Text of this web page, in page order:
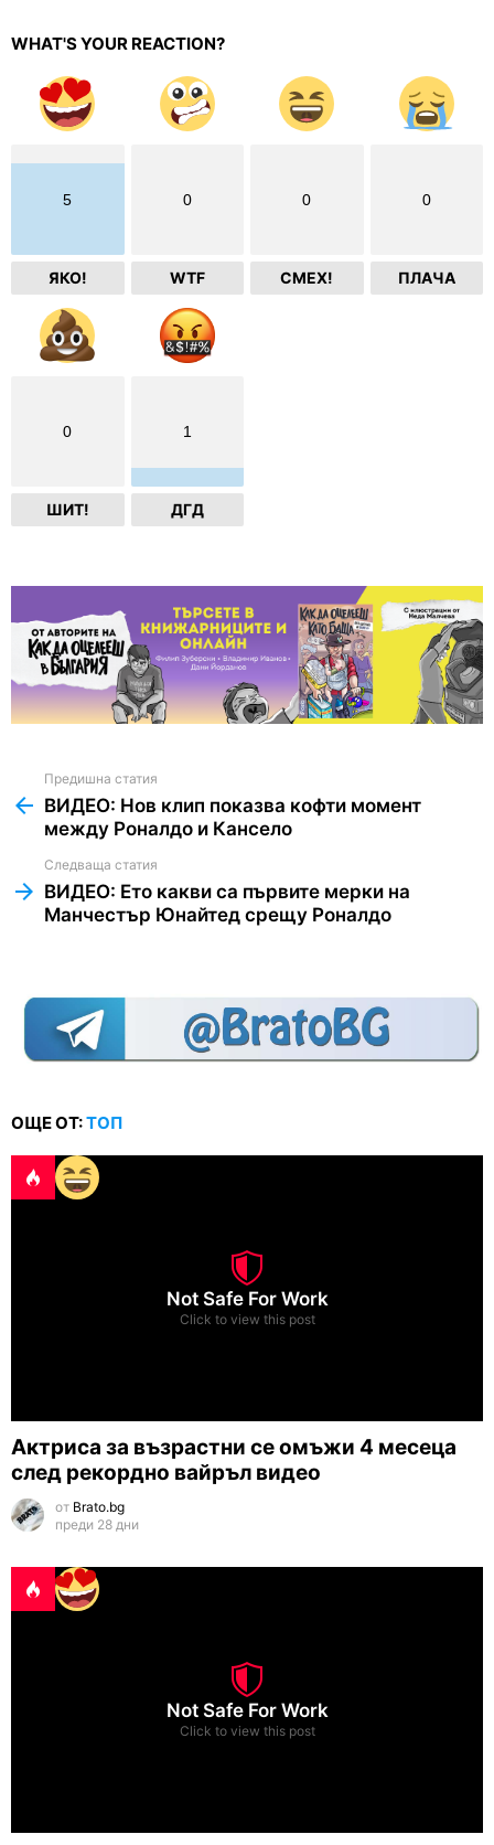
WHAT'S YOUR REACTION?
5
ЯКО!
0
WTF
0
СМЕХ!
0
ПЛАЧА
0
ШИТ!
1
ДГД
more
Предишна статия
ВИДЕО: Нов клип показва кофти момент
между Роналдо и Кансело
Следваща статия
ВИДЕО: Ето какви са първите мерки на
Манчестър Юнайтед срещу Роналдо
ОЩЕ ОТ:ТОП
Not Safe For Work
Click to view this post
Актриса за възрастни се омъжи 4 месеца
след рекордно вайръл видео
от Brato.bg
преди 28 дни
Not Safe For Work
Click to view this post